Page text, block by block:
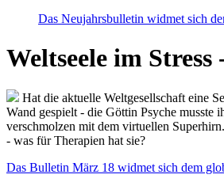
Das Neujahrsbulletin widmet sich
Weltseele im
Hat die aktuelle Weltgesellschaft eine
Wand gespielt - die Göttin Psyche
verschmolzen mit dem virtuellen
- was für Therapien hat sie?
Das Bulletin März 18 widmet sich dem